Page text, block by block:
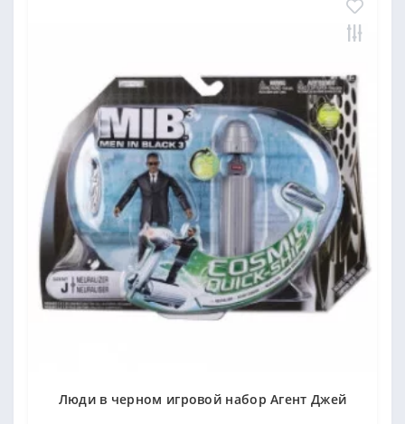
Люди в черном игровой набор Агент Джей